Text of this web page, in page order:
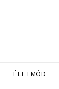
ÉLETMÓD